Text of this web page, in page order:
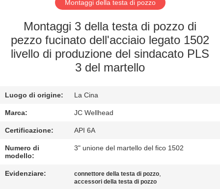
FABBRICA
CONTROLLO
CONTATTICI
NOTIZIE
CASI
Montaggi della testa di pozzo
Montaggi 3 della testa di pozzo di
pezzo fucinato dell'acciaio legato 1502
livello di produzione del sindacato PLS
3 del martello
Luogo di origine: La Cina
Marca: JC Wellhead
Certificazione: API 6A
Numero di
modello:
3" unione del martello del fico 1502
Evidenziare: connettore della testa di pozzo,
accessori della testa di pozzo